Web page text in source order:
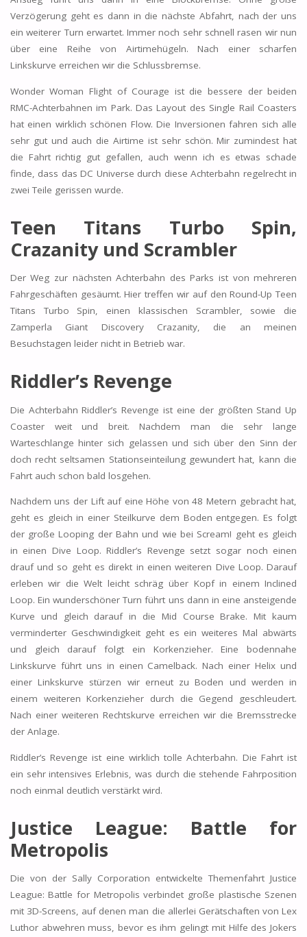
Verzögerung geht es dann in die nächste Abfahrt, nach der uns
ein weiterer Turn erwartet. Immer noch sehr schnell rasen wir nun
über eine Reihe von Airtimehügeln. Nach einer scharfen
Linkskurve erreichen wir die Schlussbremse.
Wonder Woman Flight of Courage ist die bessere der beiden
RMC-Achterbahnen im Park. Das Layout des Single Rail Coasters
hat einen wirklich schönen Flow. Die Inversionen fahren sich alle
sehr gut und auch die Airtime ist sehr schön. Mir zumindest hat
die Fahrt richtig gut gefallen, auch wenn ich es etwas schade
finde, dass das DC Universe durch diese Achterbahn regelrecht in
zwei Teile gerissen wurde.
Teen Titans Turbo Spin,
Crazanity und Scrambler
Der Weg zur nächsten Achterbahn des Parks ist von mehreren
Fahrgeschäften gesäumt. Hier treffen wir auf den Round-Up Teen
Titans Turbo Spin, einen klassischen Scrambler, sowie die
Zamperla Giant Discovery Crazanity, die an meinen
Besuchstagen leider nicht in Betrieb war.
Riddler’s Revenge
Die Achterbahn Riddler’s Revenge ist eine der größten Stand Up
Coaster weit und breit. Nachdem man die sehr lange
Warteschlange hinter sich gelassen und sich über den Sinn der
doch recht seltsamen Stationseinteilung gewundert hat, kann die
Fahrt auch schon bald losgehen.
Nachdem uns der Lift auf eine Höhe von 48 Metern gebracht hat,
geht es gleich in einer Steilkurve dem Boden entgegen. Es folgt
der große Looping der Bahn und wie bei Scream! geht es gleich
in einen Dive Loop. Riddler’s Revenge setzt sogar noch einen
drauf und so geht es direkt in einen weiteren Dive Loop. Darauf
erleben wir die Welt leicht schräg über Kopf in einem Inclined
Loop. Ein wunderschöner Turn führt uns dann in eine ansteigende
Kurve und gleich darauf in die Mid Course Brake. Mit kaum
verminderter Geschwindigkeit geht es ein weiteres Mal abwärts
und gleich darauf folgt ein Korkenzieher. Eine bodennahe
Linkskurve führt uns in einen Camelback. Nach einer Helix und
einer Linkskurve stürzen wir erneut zu Boden und werden in
einem weiteren Korkenzieher durch die Gegend geschleudert.
Nach einer weiteren Rechtskurve erreichen wir die Bremsstrecke
der Anlage.
Riddler’s Revenge ist eine wirklich tolle Achterbahn. Die Fahrt ist
ein sehr intensives Erlebnis, was durch die stehende Fahrposition
noch einmal deutlich verstärkt wird.
Justice League: Battle for
Metropolis
Die von der Sally Corporation entwickelte Themenfahrt Justice
League: Battle for Metropolis verbindet große plastische Szenen
mit 3D-Screens, auf denen man die allerlei Gerätschaften von Lex
Luthor abwehren muss, bevor es ihm gelingt mit Hilfe des Jokers